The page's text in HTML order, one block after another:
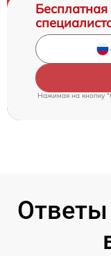
Нажимая на кнопку